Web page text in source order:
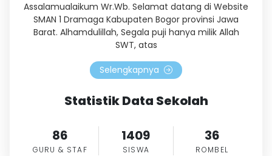
Assalamualaikum Wr.Wb. Selamat datang di Website
SMAN 1 Dramaga Kabupaten Bogor provinsi Jawa
Barat. Alhamdulillah, Segala puji hanya milik Allah
SWT, atas
Selengkapnya
Statistik Data Sekolah
86
GURU & STAF
1409
SISWA
36
ROMBEL